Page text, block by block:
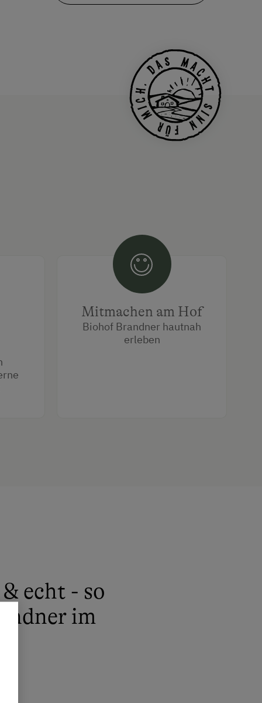
Mitmachen am Hof
Biohof Brandner hautnah
erleben
echt - so
im